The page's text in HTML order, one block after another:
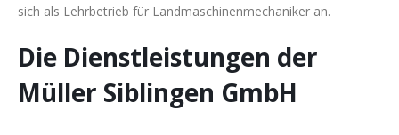
sich als Lehrbetrieb für Landmaschinenmechaniker an.
Die Dienstleistungen der
Müller Siblingen GmbH